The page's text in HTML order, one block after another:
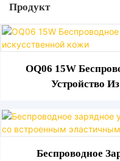
Продукт
OQ06 15W
Устройство
Беспроводное